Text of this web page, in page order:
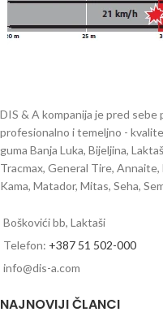
DIS & A kompanija je pred sebe
profesionalno i temeljno -
guma Banja Luka, Bijeljina,
Tracmax, General Tire,
Kama, Matador, Mitas, Seha,
Boškovići bb, Laktaši
Telefon: +387 51 502-000
info@dis-a.com
NAJNOVIJI ČLANCI